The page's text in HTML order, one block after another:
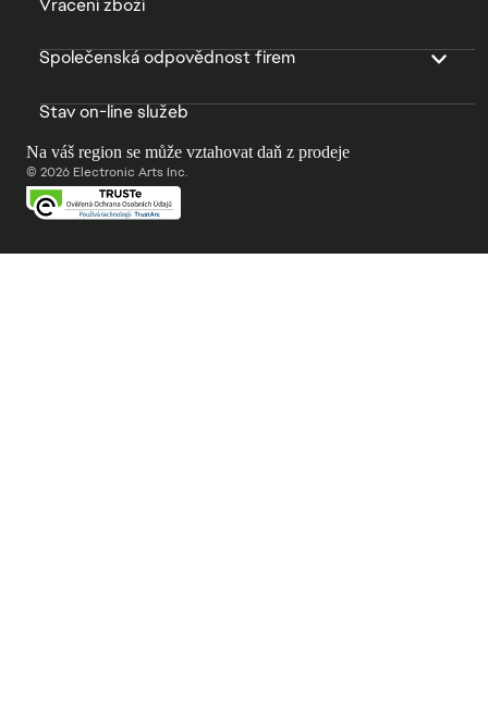
Společenská odpovědnost firem
Stav on-line služeb
Na váš region se může vztahovat daň z prodeje
© 2026 Electronic Arts Inc.